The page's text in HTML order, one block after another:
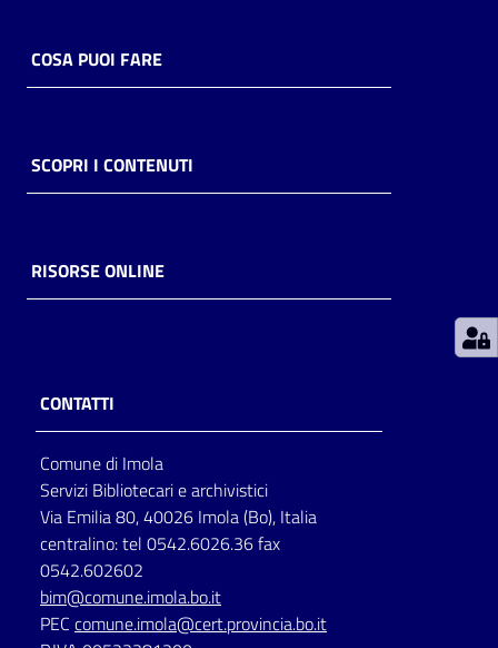
Archivio
Decentrate
lettura
Seguici
su
COSA PUOI FARE
SCOPRI I CONTENUTI
RISORSE ONLINE
CONTATTI
Comune di Imola
Servizi Bibliotecari e archivistici
Via Emilia 80, 40026 Imola (Bo), Italia
centralino: tel 0542.6026.36 fax
0542.602602
bim@comune.imola.bo.it
PEC comune.imola@cert.provincia.bo.it